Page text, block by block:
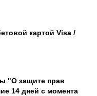
картой Visa /
"О защите прав
14 дней с момента